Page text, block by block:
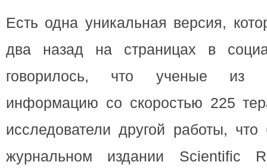
Есть одна уникальная версия,
два назад на страницах в
говорилось, что ученые из
информацию со скоростью 225
исследователи другой работы,
журнальном издании Scientific